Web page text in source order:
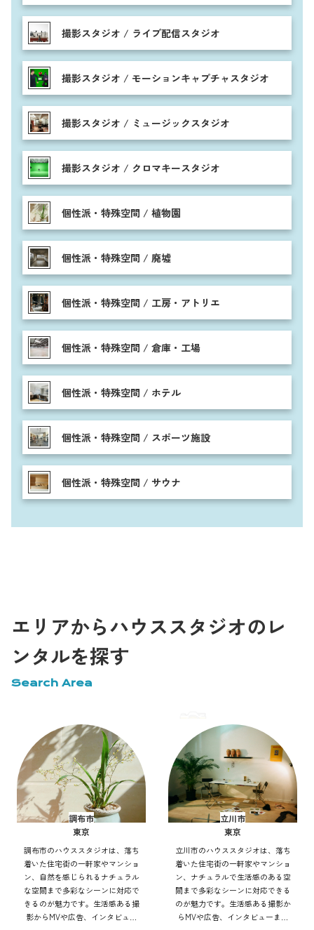
撮影スタジオ / ライブ配信スタジオ
撮影スタジオ / モーションキャプチャスタジオ
撮影スタジオ / ミュージックスタジオ
撮影スタジオ / クロマキースタジオ
個性派・特殊空間 / 植物園
個性派・特殊空間 / 廃墟
個性派・特殊空間 / 工房・アトリエ
個性派・特殊空間 / 倉庫・工場
個性派・特殊空間 / ホテル
個性派・特殊空間 / スポーツ施設
個性派・特殊空間 / サウナ
エリアからハウススタジオのレ
ンタルを探す
Search Area
調布市
東京
調布市のハウススタジオは、落ち
着いた住宅街の一軒家やマンショ
ン、自然を感じられるナチュラル
な空間まで多彩なシーンに対応で
きるのが魅力です。生活感ある撮
影からMVや広告、インタビュー
立川市
東京
立川市のハウススタジオは、落ち
着いた住宅街の一軒家やマンショ
ン、ナチュラルで生活感のある空
間まで多彩なシーンに対応できる
のが魅力です。生活感ある撮影か
らMVや広告、インタビューまで